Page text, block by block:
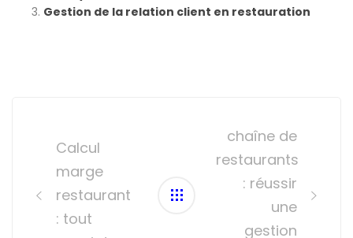
Gestion de la relation client en restauration
Calcul
marge
restaurant
: tout
chaîne de
restaurants
: réussir
une
gestion